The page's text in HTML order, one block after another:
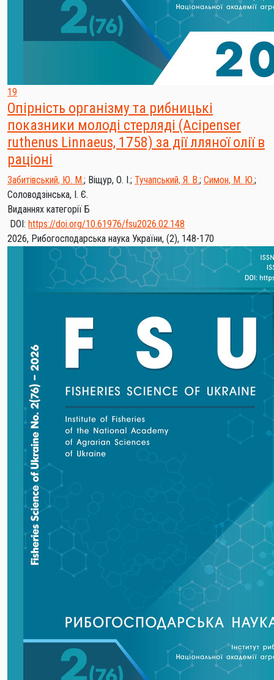
19
Опірність організму та рибницькі
показники молоді стерляді (Acipenser
ruthenus Linnaeus, 1758) за дії лляної олії в
раціоні
Забитівський, Ю. М.; Віщур, О. І.; Тучапський, Я. В.; Симон, М. Ю.;
Соловодзінська, І. Є.
Виданнях категорії Б
DOI: https://doi.org/10.61976/fsu2026.02.148
2026, Рибогосподарська наука України, (2), 148-170